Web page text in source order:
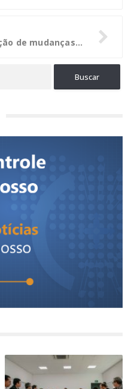
TCE mantêm recomendação de mudanças no registro contábil da Sefaz